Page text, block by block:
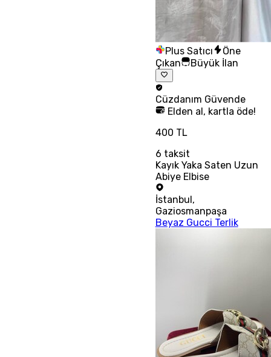
Plus Satıcı
Öne
Çıkan
Büyük İlan
Cüzdanım Güvende
Elden al, kartla öde!
400 TL
6 taksit
Kayık Yaka Saten Uzun
Abiye Elbise
İstanbul ,
Gaziosmanpaşa
Beyaz Gucci Terlik